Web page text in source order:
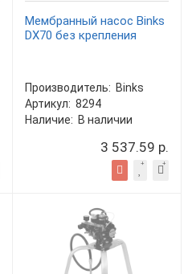
Мембранный насос Binks
DX70 без крепления
Производитель: Binks
Артикул: 8294
Наличие: В наличии
3 537.59 р.